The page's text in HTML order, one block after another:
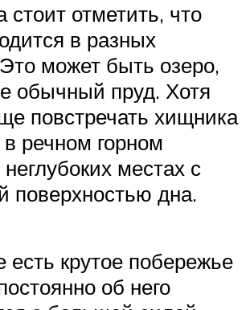
стоит отметить, что
в разных
может быть озеро,
обычный пруд. Хотя
повстречать хищника
речном горном
местах с
поверхностью дна.
есть крутое побережье
об него